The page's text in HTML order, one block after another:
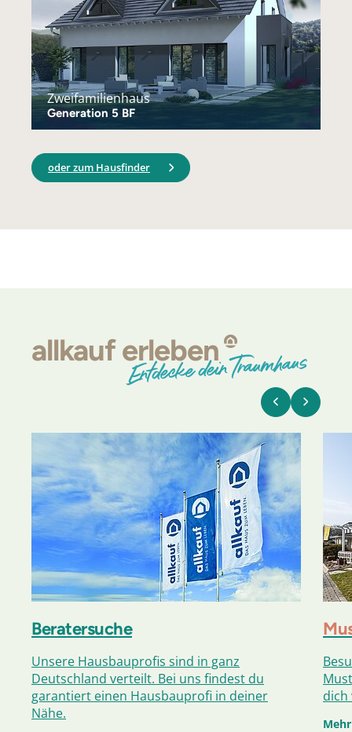
Zweifamilienhaus
Generation 5 BF
oder zum Hausfinder
allkauferleben
Entdecke dein Traumhaus
Beratersuche
Unsere Hausbauprofis sind in ganz
Deutschland verteilt. Bei uns findest du
garantiert einen Hausbauprofi in deiner
Nähe.
dich